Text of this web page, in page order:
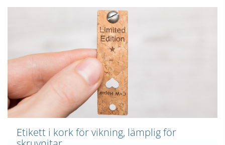
Etikett i kork för vikning, lämplig för